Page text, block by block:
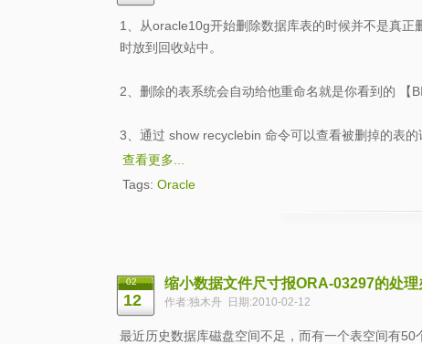
1、从oracle10g开始删除数据库表的时候并不是真
时放到回收站中。
2、删除的表系统会自动给他重命名就是你看到的 【
3、通过 show recyclebin 命令可以查看被删掉的表
查看更多...
Tags: Oracle
02
12
缩小数据文件尺寸报ORA-03297的处理
作者:独木舟 日期:2010-02-12
最近历史数据库磁盘空间不足，而有一个表空间有50